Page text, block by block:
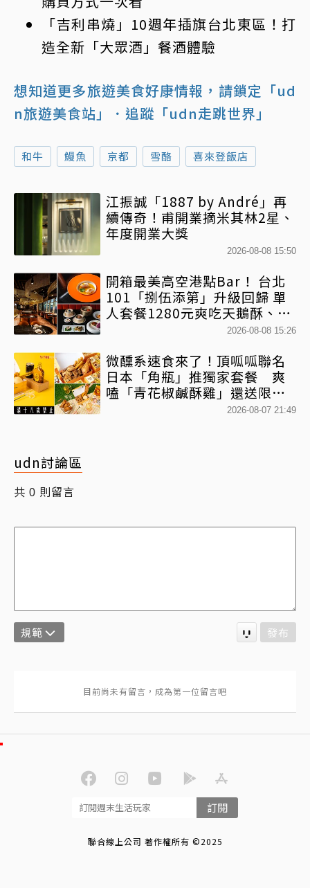
「吉利串燒」10週年插旗台北東區！打
造全新「大眾酒」餐酒體驗
想知道更多旅遊美食好康情報，請鎖定「ud
n旅遊美食站」
．追蹤「udn走跳世界」
和牛 鰻魚 京都 雪酪 喜來登飯店
江振誠「1887 by André」再
續傳奇！甫開業摘米其林2星、
年度開業大獎
2026-08-08 15:50
開箱最美高空港點Bar！ 台北
101「捌伍添第」升級回歸 單
人套餐1280元爽吃天鵝酥、微
醺蝦餃皇、絲襪茶走變調酒
2026-08-08 15:26
微醺系速食來了！頂呱呱聯名
日本「角瓶」推獨家套餐 爽
嗑「青花椒鹹酥雞」還送限定
2026-08-07 21:49
udn討論區
共 0 則留言
規範 發布
訂閱
聯合線上公司 著作權所有 ©2025